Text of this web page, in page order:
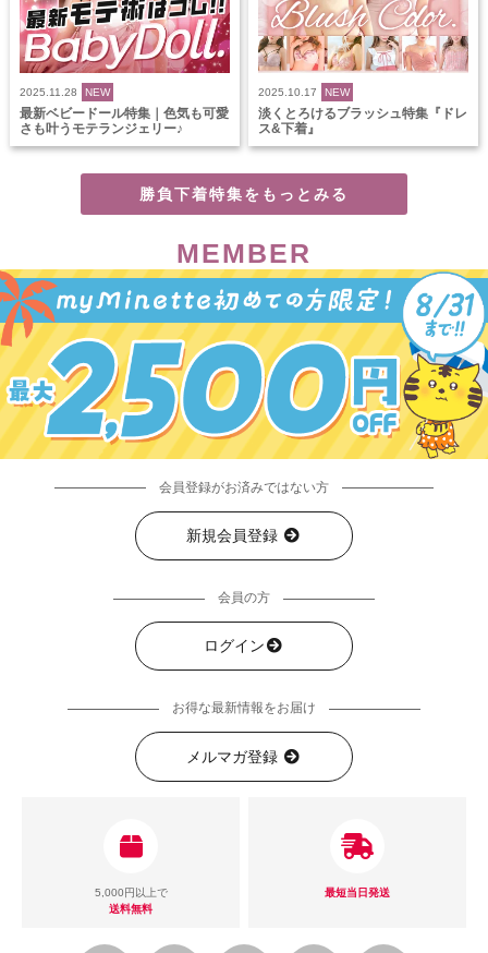
2025.11.28 NEW
最新ベビードール特集｜色気も可愛
さも叶うモテランジェリー♪
2025.10.17 NEW
淡くとろけるブラッシュ特集『ドレ
ス&下着』
勝負下着特集をもっとみる
MEMBER
会員登録がお済みではない方
新規会員登録
会員の方
ログイン
お得な最新情報をお届け
メルマガ登録
5,000円以上で
送料無料
最短当日発送